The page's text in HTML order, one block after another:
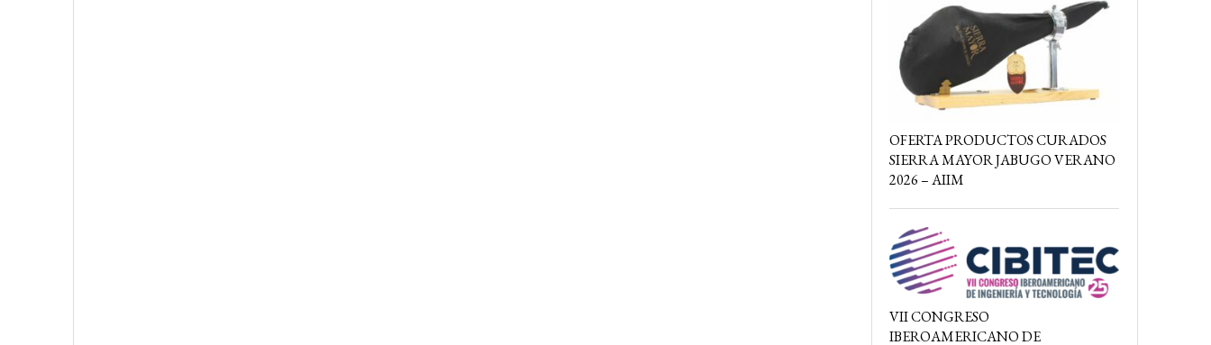
OFERTA PRODUCTOS CURADOS
SIERRA MAYOR JABUGO VERANO
2026 – AIIM
VII CONGRESO
IBEROAMERICANO DE